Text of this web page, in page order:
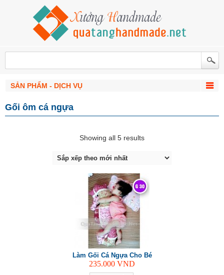
SẢN PHẨM - DỊCH VỤ
Gối ôm cá ngựa
Showing all 5 results
Làm Gối Cá Ngựa Cho Bé
235.000 VND